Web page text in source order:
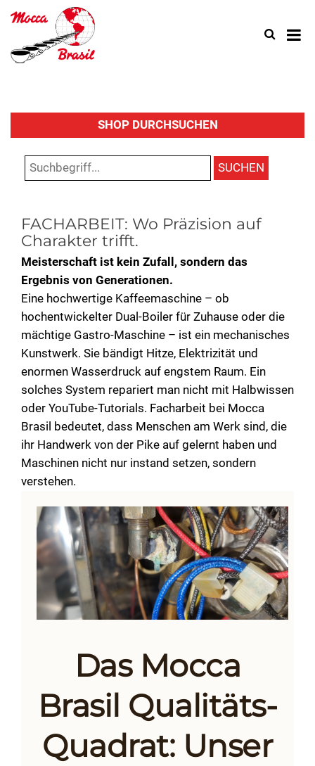
SearchUse
up
users
can
and
SHOP DURCHSUCHEN
SUCHEN
FACHARBEIT: Wo Präzision auf
Charakter trifft.
Meisterschaft ist kein Zufall, sondern das
Ergebnis von Generationen.
Eine hochwertige Kaffeemaschine – ob
hochentwickelter Dual-Boiler für Zuhause oder die
mächtige Gastro-Maschine – ist ein mechanisches
Kunstwerk. Sie bändigt Hitze, Elektrizität und
enormen Wasserdruck auf engstem Raum. Ein
solches System repariert man nicht mit Halbwissen
oder YouTube-Tutorials. Facharbeit bei Mocca
Brasil bedeutet, dass Menschen am Werk sind, die
ihr Handwerk von der Pike auf gelernt haben und
Maschinen nicht nur instand setzen, sondern
verstehen.
Das Mocca
Brasil Qualitäts-
Quadrat: Unser